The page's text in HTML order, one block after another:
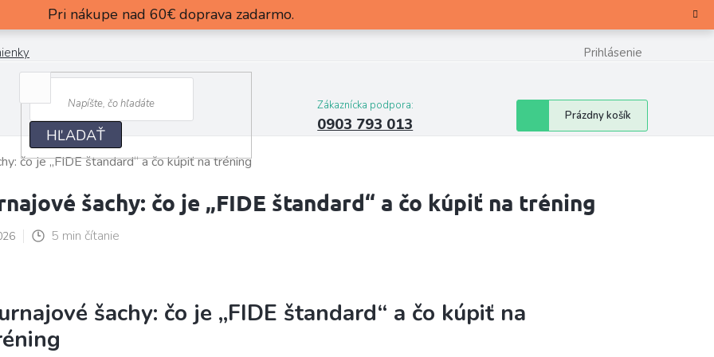
Pri nákupe nad 60€ doprava zadarmo.
Prihlásenie
HĽADAŤ
Zákaznícka podpora:
0903 793 013
Nákupný
košík
Prázdny košík
čo je „FIDE štandard“ a čo kúpiť na tréning
šachy: čo je „FIDE štandard“ a čo kúpiť na tréning
5 min čítanie
šachy: čo je „FIDE štandard“ a čo kúpiť na